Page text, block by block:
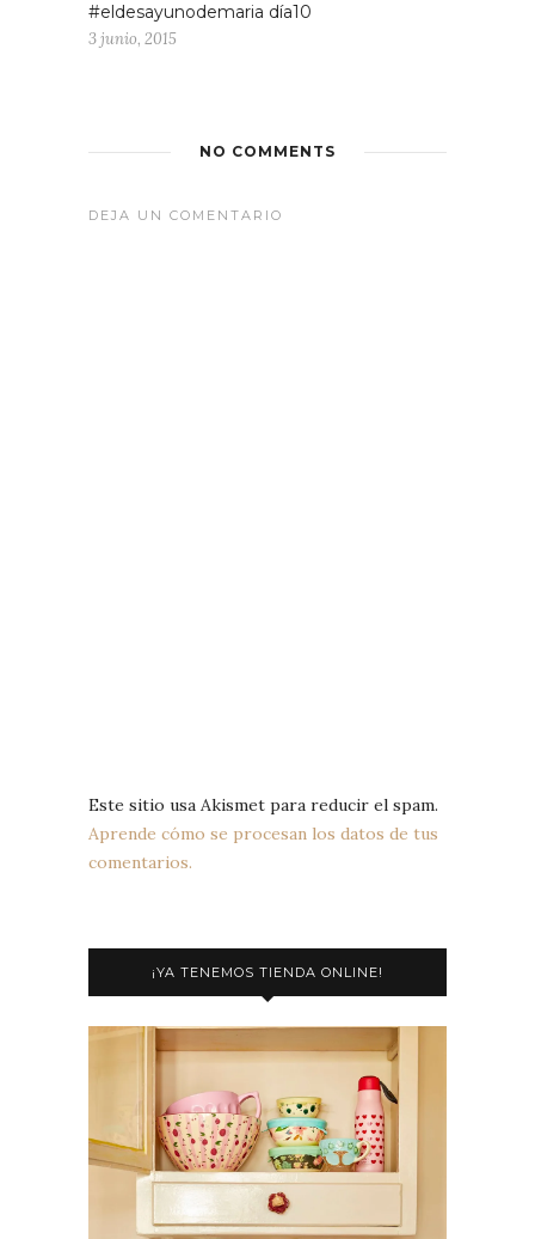
#eldesayunodemaria día10
3 junio, 2015
NO COMMENTS
DEJA UN COMENTARIO
Este sitio usa Akismet para reducir el spam.
Aprende cómo se procesan los datos de tus
comentarios.
¡YA TENEMOS TIENDA ONLINE!